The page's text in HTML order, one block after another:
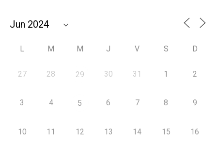
L M M J V S D
27 28 29 30 31 1 2
3 4 5 6 7 8 9
10 11 12 13 14 15 16